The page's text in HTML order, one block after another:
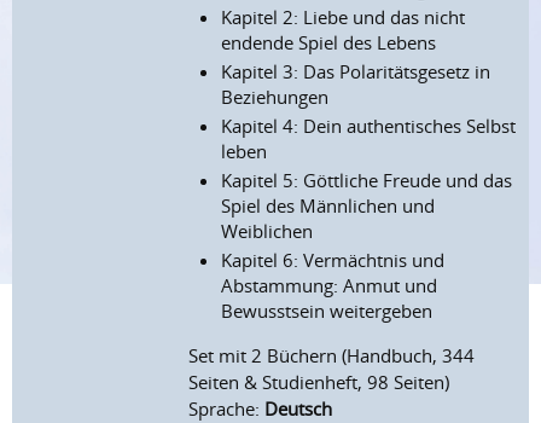
Kapitel 2: Liebe und das nicht
endende Spiel des Lebens
Kapitel 3: Das Polaritätsgesetz in
Beziehungen
Kapitel 4: Dein authentisches Selbst
leben
Kapitel 5: Göttliche Freude und das
Spiel des Männlichen und
Weiblichen
Kapitel 6: Vermächtnis und
Abstammung: Anmut und
Bewusstsein weitergeben
Set mit 2 Büchern (Handbuch, 344
Seiten & Studienheft, 98 Seiten)
Sprache: Deutsch